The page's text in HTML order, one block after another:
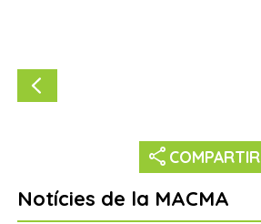
share COMPARTIR
Notícies de la MACMA